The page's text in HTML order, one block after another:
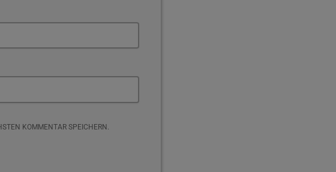
KOMMENTAR SPEICHERN.